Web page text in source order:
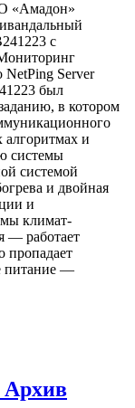
«Амадон»
с
NetPing Server
был
в котором
алгоритмах и
системы
системой
и двойная
и
климат-
— работает
пропадает
питание —
Архив